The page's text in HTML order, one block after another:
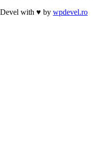
Devel with ♥ by wpdevel.ro